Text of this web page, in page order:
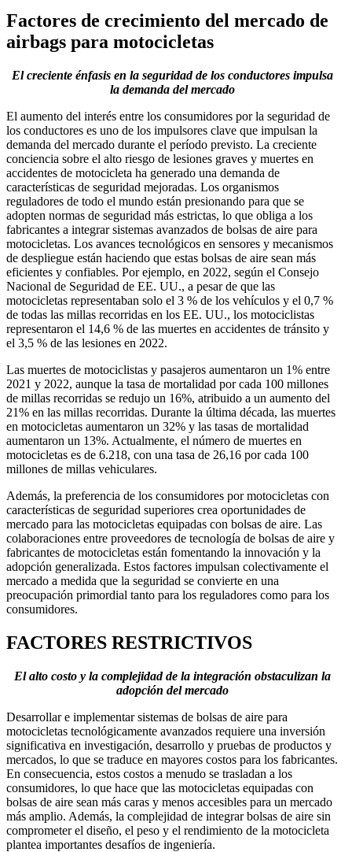
Factores de crecimiento del mercado de
airbags para motocicletas
El creciente énfasis en la seguridad de los conductores impulsa
la demanda del mercado
El aumento del interés entre los consumidores por la seguridad de
los conductores es uno de los impulsores clave que impulsan la
demanda del mercado durante el período previsto. La creciente
conciencia sobre el alto riesgo de lesiones graves y muertes en
accidentes de motocicleta ha generado una demanda de
características de seguridad mejoradas. Los organismos
reguladores de todo el mundo están presionando para que se
adopten normas de seguridad más estrictas, lo que obliga a los
fabricantes a integrar sistemas avanzados de bolsas de aire para
motocicletas. Los avances tecnológicos en sensores y mecanismos
de despliegue están haciendo que estas bolsas de aire sean más
eficientes y confiables. Por ejemplo, en 2022, según el Consejo
Nacional de Seguridad de EE. UU., a pesar de que las
motocicletas representaban solo el 3 % de los vehículos y el 0,7 %
de todas las millas recorridas en los EE. UU., los motociclistas
representaron el 14,6 % de las muertes en accidentes de tránsito y
el 3,5 % de las lesiones en 2022.
Las muertes de motociclistas y pasajeros aumentaron un 1% entre
2021 y 2022, aunque la tasa de mortalidad por cada 100 millones
de millas recorridas se redujo un 16%, atribuido a un aumento del
21% en las millas recorridas. Durante la última década, las muertes
en motocicletas aumentaron un 32% y las tasas de mortalidad
aumentaron un 13%. Actualmente, el número de muertes en
motocicletas es de 6.218, con una tasa de 26,16 por cada 100
millones de millas vehiculares.
Además, la preferencia de los consumidores por motocicletas con
características de seguridad superiores crea oportunidades de
mercado para las motocicletas equipadas con bolsas de aire. Las
colaboraciones entre proveedores de tecnología de bolsas de aire y
fabricantes de motocicletas están fomentando la innovación y la
adopción generalizada. Estos factores impulsan colectivamente el
mercado a medida que la seguridad se convierte en una
preocupación primordial tanto para los reguladores como para los
consumidores.
FACTORES RESTRICTIVOS
El alto costo y la complejidad de la integración obstaculizan la
adopción del mercado
Desarrollar e implementar sistemas de bolsas de aire para
motocicletas tecnológicamente avanzados requiere una inversión
significativa en investigación, desarrollo y pruebas de productos y
mercados, lo que se traduce en mayores costos para los fabricantes.
En consecuencia, estos costos a menudo se trasladan a los
consumidores, lo que hace que las motocicletas equipadas con
bolsas de aire sean más caras y menos accesibles para un mercado
más amplio. Además, la complejidad de integrar bolsas de aire sin
comprometer el diseño, el peso y el rendimiento de la motocicleta
plantea importantes desafíos de ingeniería.